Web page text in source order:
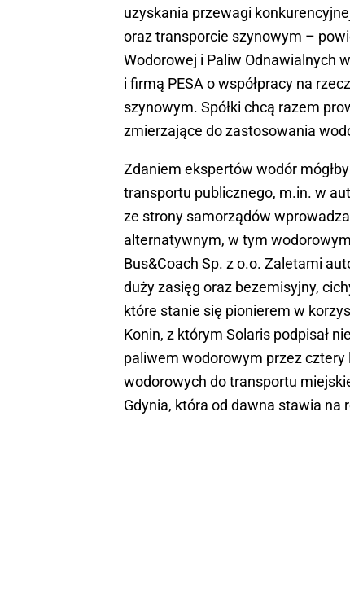
uzyskania przewagi
oraz transporcie szynowym –
Wodorowej i Paliw Odnawialnych
i firmą PESA o współpracy na
szynowym. Spółki chcą razem
zmierzające do zastosowania
Zdaniem ekspertów wodór
transportu publicznego, m.in. w
ze strony samorządów
alternatywnym, w tym
Bus&Coach Sp. z o.o. Zaletami
duży zasięg oraz bezemisyjny,
które stanie się pionierem w
Konin, z którym Solaris podpisał
paliwem wodorowym przez
wodorowych do transportu
Gdynia, która od dawna stawia